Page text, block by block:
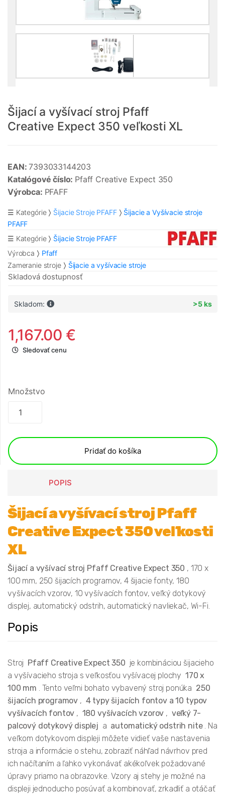
Šijací a vyšívací stroj Pfaff
Creative Expect 350 veľkosti XL
EAN: 7393033144203
Katalógové číslo: Pfaff Creative Expect 350
Výrobca: PFAFF
☰ Kategórie Šijacie Stroje PFAFF
Šijacie a Vyšívacie stroje
PFAFF
☰ Kategórie
Šijacie Stroje PFAFF
Výrobca
Pfaff
Zameranie stroje
Šijacie a vyšívacie stroje
Skladová dostupnosť
Skladom: >5 ks
1,167.00 €
Sledovať cenu
Množstvo
Pridať do košíka
POPIS
Šijací a vyšívací stroj Pfaff
Creative Expect 350 veľkosti
XL
Šijací a vyšívací stroj Pfaff Creative Expect 350 , 170 x
100 mm, 250 šijacích programov, 4 šijacie fonty, 180
vyšívacích vzorov, 10 vyšívacích fontov, veľký dotykový
displej, automatický odstrih, automatický navliekač, Wi-Fi.
Popis
Stroj Pfaff Creative Expect 350 je kombináciou šijacieho
a vyšívacieho stroja s veľkosťou vyšívacej plochy 170 x
100 mm . Tento veľmi bohato vybavený stroj ponúka 250
šijacích programov , 4 typy šijacích fontov a 10 typov
vyšívacích fontov , 180 vyšívacích vzorov , veľký 7-
palcový dotykový displej a automatický odstrih nite. Na
veľkom dotykovom displeji môžete vidieť vaše nastavenia
stroja a informácie o stehu, zobraziť náhľad návrhov pred
ich načítaním a ľahko vykonávať akékoľvek požadované
úpravy priamo na obrazovke. Vzory aj stehy je možné na
displeji jednoducho posúvať a kombinovať, zrkadliť a otáčať